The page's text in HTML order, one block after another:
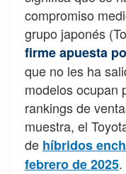
compromiso
grupo japonés
firme apuesta
que no les ha
modelos ocupan
rankings de
muestra, el
de híbridos
febrero de 2025.